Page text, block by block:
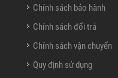
Chính sách bảo hành
Chính sách đổi trả
Chính sách vận chuyển
Quy định sử dụng